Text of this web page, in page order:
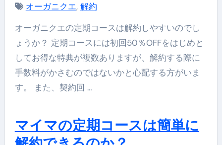
オーガニクエ, 解約
オーガニクエの定期コースは解約しやすいのでし
ょうか？ 定期コースには初回50％OFFをはじめと
してお得な特典が複数ありますが、解約する際に
手数料がかさむのではないかと心配する方がいま
す。 また、契約回 …
マイマの定期コースは簡単に